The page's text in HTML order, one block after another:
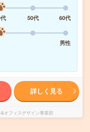
50代
60代
男性
詳しく見る
オフィスデザイン事業部